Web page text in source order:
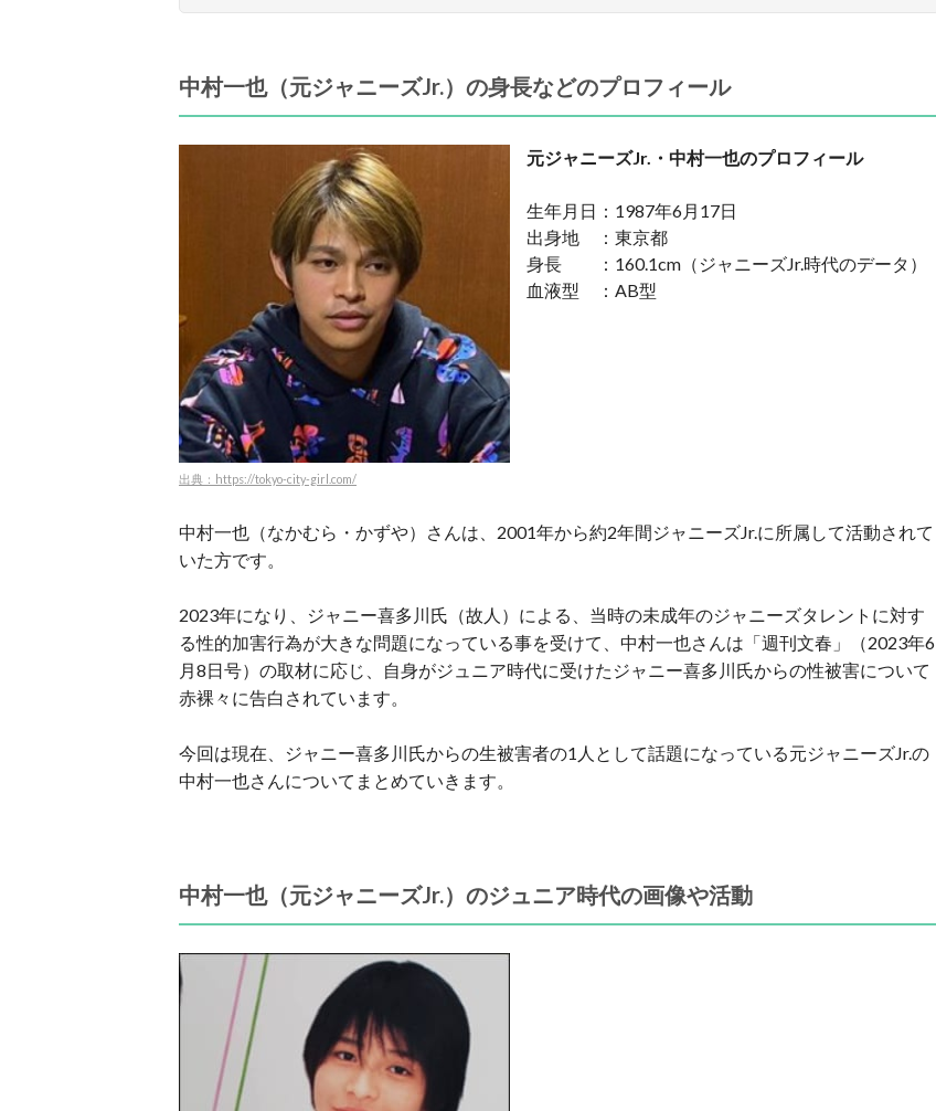
中村一也（元ジャニーズJr.）の身長などのプロフィール
出典：https://tokyo-city-girl.com/
元ジャニーズJr.・中村一也のプロフィール
生年月日：1987年6月17日
出身地 ：東京都
身長 ：160.1cm（ジャニーズJr.時代のデータ）
血液型 ：AB型
中村一也（なかむら・かずや）さんは、2001年から約2年間ジャニーズJr.に所属して活動されて
いた方です。
2023年になり、ジャニー喜多川氏（故人）による、当時の未成年のジャニーズタレントに対す
る性的加害行為が大きな問題になっている事を受けて、中村一也さんは「週刊文春」（2023年6
月8日号）の取材に応じ、自身がジュニア時代に受けたジャニー喜多川氏からの性被害について
赤裸々に告白されています。
今回は現在、ジャニー喜多川氏からの生被害者の1人として話題になっている元ジャニーズJr.の
中村一也さんについてまとめていきます。
中村一也（元ジャニーズJr.）のジュニア時代の画像や活動